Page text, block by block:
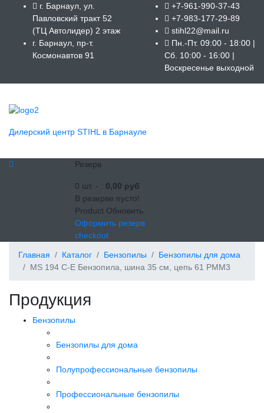
г. Барнаул, ул.
Павловский тракт 52
(ТЦ Автолидер) 2 этаж
г. Барнаул, пр-т.
Космонавтов 91
+7-961-990-37-43
+7-983-177-29-89
stihl22@mail.ru
Пн.-Пт. 09:00 - 18:00 |
Сб. 10:00 - 16:00 |
Воскресенье выходной
Дилерский центр STIHL в Барнауле
Резерв
0 шт. - : 0,00 руб
В резерве пусто!
Product Обновить
Оформить резерв
checkout
Главная Каталог Бензопилы
Бензопилы для дома
MS 194 С-Е Бензопила, шина 35 см, цепь 61 PMM3
Продукция
Бензопилы
Бензопилы для дома
Полупрофессиональные бензопилы
Профессиональные бензопилы